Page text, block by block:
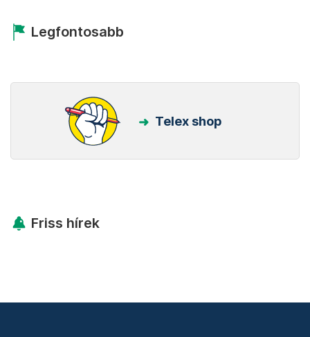
Legfontosabb
Telex shop
Friss hírek